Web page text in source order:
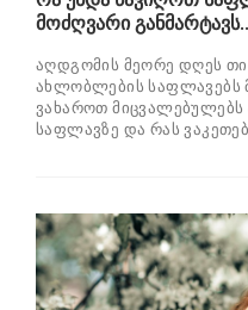
მოძღვარი განმარტავს..
აღდგომის მეორე დღეს
ახლობლების საფლავებს
ვახაროთ
საფლავზე და რას